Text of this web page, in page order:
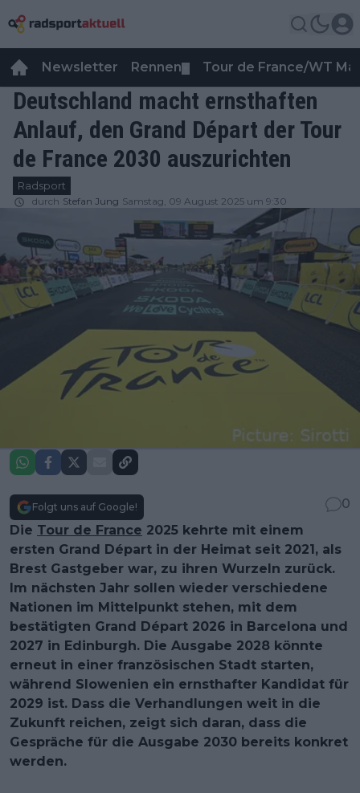
Newsletter Rennen Tour de France/WT
Deutschland macht ernsthaften
Anlauf, den Grand Départ der Tour
de France 2030 auszurichten
Radsport
durch Stefan Jung Samstag, 09 August 2025 um 9:30
Folgt uns auf Google!
0
Die Tour de France 2025 kehrte mit einem
ersten Grand Départ in der Heimat seit 2021, als
Brest Gastgeber war, zu ihren Wurzeln zurück.
Im nächsten Jahr sollen wieder verschiedene
Nationen im Mittelpunkt stehen, mit dem
bestätigten Grand Départ 2026 in Barcelona und
2027 in Edinburgh. Die Ausgabe 2028 könnte
erneut in einer französischen Stadt starten,
während Slowenien ein ernsthafter Kandidat für
2029 ist. Dass die Verhandlungen weit in die
Zukunft reichen, zeigt sich daran, dass die
Gespräche für die Ausgabe 2030 bereits konkret
werden.